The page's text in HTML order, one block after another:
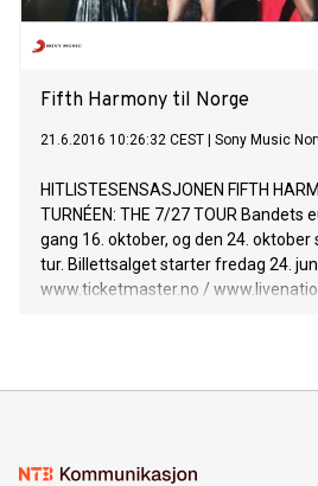
Fifth Harmony til Norge
21.6.2016 10:26:32 CEST Sony Music
HITLISTESENSASJONEN FIFTH
TURNÉEN: THE 7/27 TOUR Bandets
gang 16. oktober, og den 24.
tur. Billettsalget starter fredag 24.
www.ticketmaster.no /